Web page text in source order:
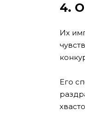
4.
Их
Его